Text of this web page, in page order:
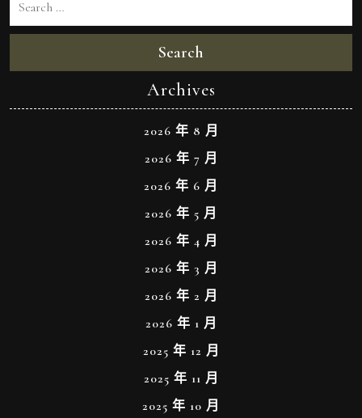
Search
Archives
2026 年 8 月
2026 年 7 月
2026 年 6 月
2026 年 5 月
2026 年 4 月
2026 年 3 月
2026 年 2 月
2026 年 1 月
2025 年 12 月
2025 年 11 月
2025 年 10 月